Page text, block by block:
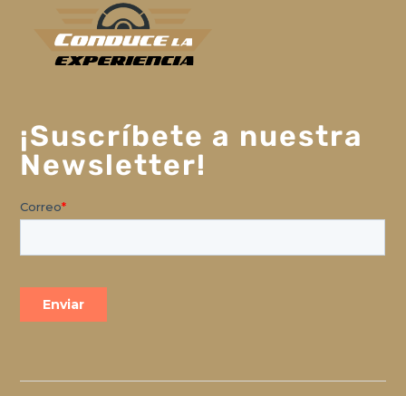
¡Suscríbete a nuestra
Newsletter!